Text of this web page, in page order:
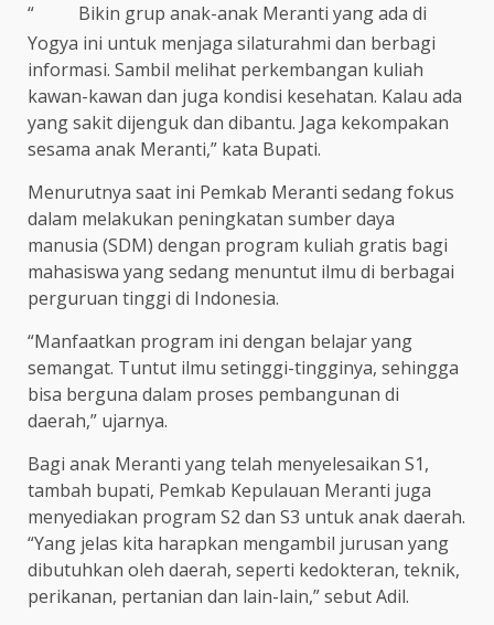
“
Bikin grup anak-anak Meranti yang ada di
Yogya ini untuk menjaga silaturahmi dan berbagi
informasi. Sambil melihat perkembangan kuliah
kawan-kawan dan juga kondisi kesehatan. Kalau ada
yang sakit dijenguk dan dibantu. Jaga kekompakan
sesama anak Meranti,” kata Bupati.
Menurutnya saat ini Pemkab Meranti sedang fokus
dalam melakukan peningkatan sumber daya
manusia (SDM) dengan program kuliah gratis bagi
mahasiswa yang sedang menuntut ilmu di berbagai
perguruan tinggi di Indonesia.
“Manfaatkan program ini dengan belajar yang
semangat. Tuntut ilmu setinggi-tingginya, sehingga
bisa berguna dalam proses pembangunan di
daerah,” ujarnya.
Bagi anak Meranti yang telah menyelesaikan S1,
tambah bupati, Pemkab Kepulauan Meranti juga
menyediakan program S2 dan S3 untuk anak daerah.
“Yang jelas kita harapkan mengambil jurusan yang
dibutuhkan oleh daerah, seperti kedokteran, teknik,
perikanan, pertanian dan lain-lain,” sebut Adil.